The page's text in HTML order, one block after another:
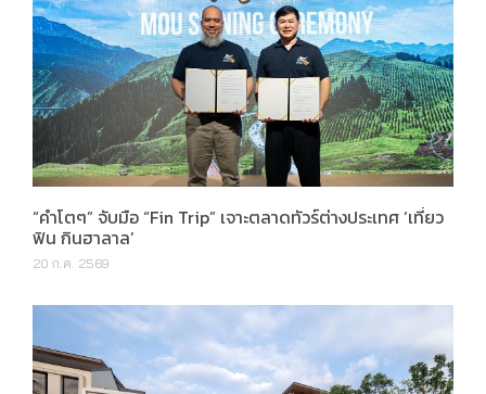
“คำโตๆ” จับมือ “Fin Trip” เจาะตลาดทัวร์ต่างประเทศ ‘เที่ยว
ฟิน กินฮาลาล’
20 ก.ค. 2569